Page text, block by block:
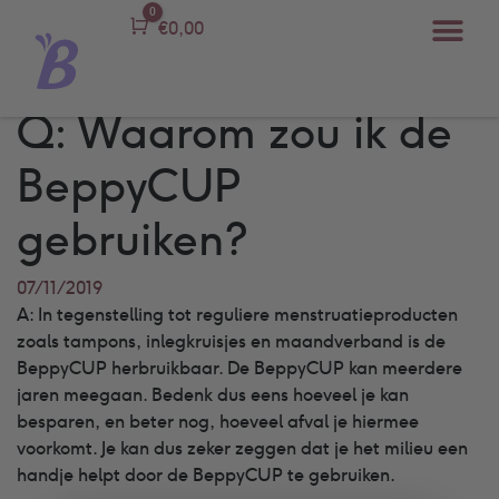
Carro
0
€0,00
Q: Waarom zou ik de
BeppyCUP
gebruiken?
07/11/2019
A: In tegenstelling tot reguliere menstruatieproducten
zoals tampons, inlegkruisjes en maandverband is de
BeppyCUP herbruikbaar. De BeppyCUP kan meerdere
jaren meegaan. Bedenk dus eens hoeveel je kan
besparen, en beter nog, hoeveel afval je hiermee
voorkomt. Je kan dus zeker zeggen dat je het milieu een
handje helpt door de BeppyCUP te gebruiken.